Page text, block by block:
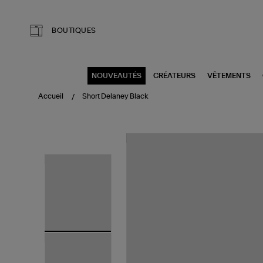
BOUTIQUES
NOUVEAUTÉS CRÉATEURS VÊTEMENTS
Accueil Short Delaney Black